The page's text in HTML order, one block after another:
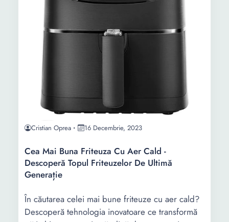
Cristian Oprea 16 Decembrie, 2023
Cea Mai Buna Friteuza Cu Aer Cald -
Descoperă Topul Friteuzelor De Ultimă
Generație
În căutarea celei mai bune friteuze cu aer cald?
Descoperă tehnologia inovatoare ce transformă